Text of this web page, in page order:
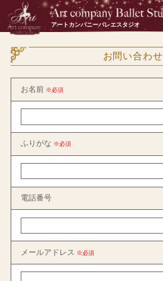
アートカンパニーバレエスタジオ
お問い合わせ
お名前 ※必須
ふりがな ※必須
電話番号
メールアドレス ※必須